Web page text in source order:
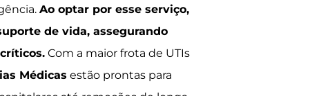
Ao optar por esse serviço,
de vida, assegurando
Com a maior frota de UTIs
Médicas estão prontas para